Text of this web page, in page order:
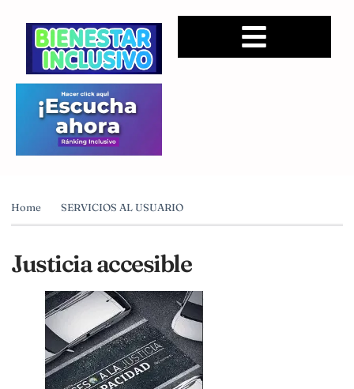
Home SERVICIOS AL USUARIO
Justicia accesible